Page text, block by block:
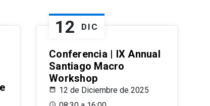
12 DIC
Conferencia | IX Annual
Santiago Macro
Workshop
12 de Diciembre de 2025